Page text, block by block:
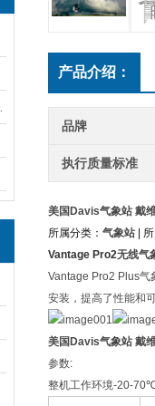
产品介绍：
品牌
执行质量标准
美国Davis气象站 戴
所属分类： 气象站 |
Vantage Pro2无线气
Vantage Pro2 Plus气
安装，提高了性能和
美国Davis气象站 戴
参数:
整机工作环境-20-70